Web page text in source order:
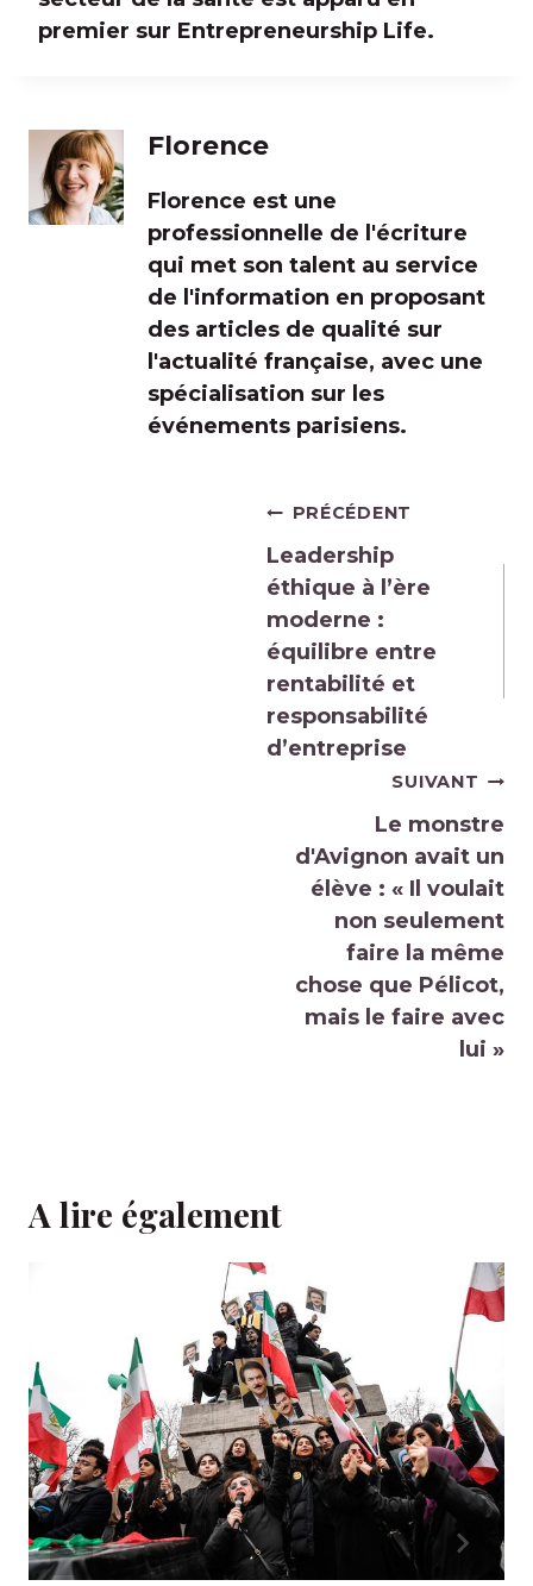
premier sur Entrepreneurship Life.
Florence
Florence est une
professionnelle de l'écriture
qui met son talent au service
de l'information en proposant
des articles de qualité sur
l'actualité française, avec une
spécialisation sur les
événements parisiens.
PRÉCÉDENT
Leadership
éthique à l’ère
moderne :
équilibre entre
rentabilité et
responsabilité
d’entreprise
SUIVANT
Le monstre
d'Avignon avait un
élève : « Il voulait
non seulement
faire la même
chose que Pélicot,
mais le faire avec
lui »
A lire également